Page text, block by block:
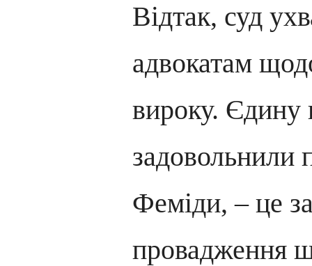
Відтак, суд
адвокатам
вироку. Єдину
задовольнили
Феміди, – це
провадження